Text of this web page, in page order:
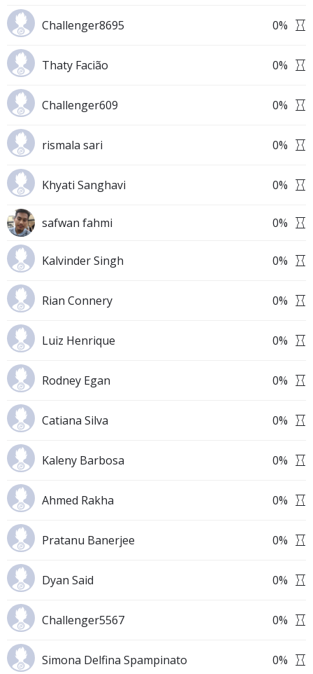
Challenger8695 0%
Thaty Facião 0%
Challenger609 0%
rismala sari 0%
Khyati Sanghavi 0%
safwan fahmi 0%
Kalvinder Singh 0%
Rian Connery 0%
Luiz Henrique 0%
Rodney Egan 0%
Catiana Silva 0%
Kaleny Barbosa 0%
Ahmed Rakha 0%
Pratanu Banerjee 0%
Dyan Said 0%
Challenger5567 0%
Simona Delfina Spampinato 0%